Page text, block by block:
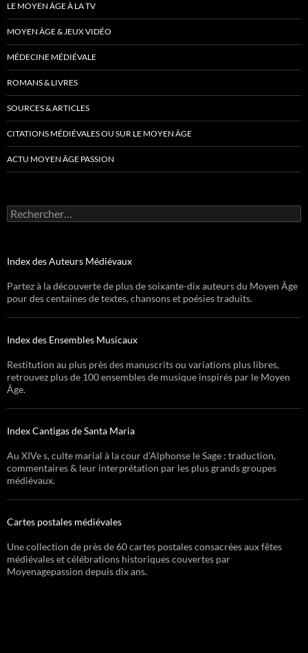
LE MOYEN ÂGE À LA TV
MOYEN ÂGE & JEUX VIDÉO
MÉDECINE MÉDIÉVALE
ROMANS & LIVRES
SOURCES & ARTICLES
CITATIONS MÉDIÉVALES OU SUR LE MOYEN ÂGE
ACTU MOYEN ÂGE PASSION
Rechercher :
Index des Auteurs Médiévaux
Partez à la découverte de plus de soixante-dix auteurs du Moyen Âge
pour des centaines de textes, chansons et poésies traduits.
Index des Ensembles Musicaux
Restitution au plus près des manuscrits ou variations plus libres,
retrouvez plus de 100 ensembles de musique inspirés par le Moyen
Âge.
Index Cantigas de Santa Maria
Au XIVe s, culte marial à la cour d’Alphonse le Sage : traduction,
commentaires & leur interprétation par les plus grands groupes
médiévaux.
Cartes postales médiévales
Une collection de près de 60 cartes postales consacrées aux fêtes
médiévales et célébrations historiques couvertes par
Moyenagepassion depuis dix ans.